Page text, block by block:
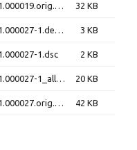
libmodule-metadata-perl_1.000019.orig.tar.gz 32 KB
libmodule-metadata-perl_1.000027-1.debian.tar.xz 3 KB
1.dsc 2 KB
libmodule-metadata-perl_1.000027-1_all.deb 20 KB
libmodule-metadata-perl_1.000027.orig.tar.gz 42 KB